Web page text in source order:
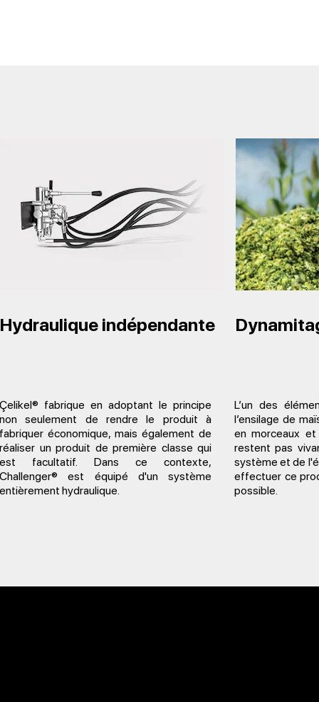
Hydraulique indépendante
Çelikel® fabrique en adoptant le principe
non seulement de rendre le produit à
fabriquer économique, mais également de
réaliser un produit de première classe qui
est facultatif. Dans ce contexte,
Challenger® est équipé d'un système
entièrement hydraulique.
L’un des
l’ensilage de
en morceaux
restent pas
système et de
effectuer ce
possible.